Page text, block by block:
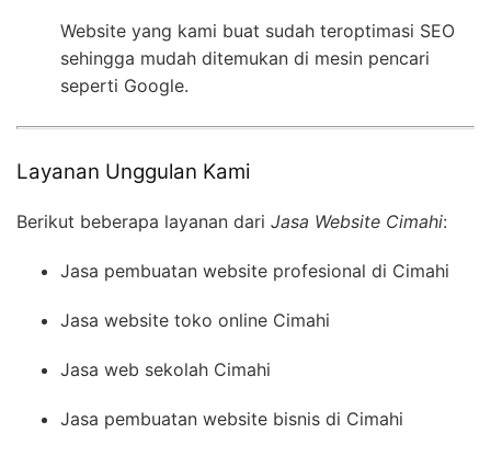
Website yang kami buat sudah teroptimasi SEO
sehingga mudah ditemukan di mesin pencari
seperti Google.
Layanan Unggulan Kami
Berikut beberapa layanan dari Jasa Website Cimahi:
Jasa pembuatan website profesional di Cimahi
Jasa website toko online Cimahi
Jasa web sekolah Cimahi
Jasa pembuatan website bisnis di Cimahi